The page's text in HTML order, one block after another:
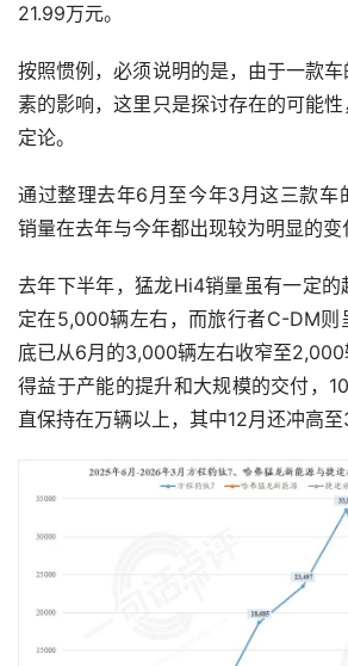
21.99万元。
按照惯例，必须说明的是，由于一款
素的影响，这里只是探讨存在的可能
定论。
通过整理去年6月至今年3月这三款车
销量在去年与今年都出现较为明显的变
去年下半年，猛龙Hi4销量虽有一定的
定在5,000辆左右，而旅行者C-DM则
底已从6月的3,000辆左右收窄至2,000
得益于产能的提升和大规模的交付，
直保持在万辆以上，其中12月还冲高至